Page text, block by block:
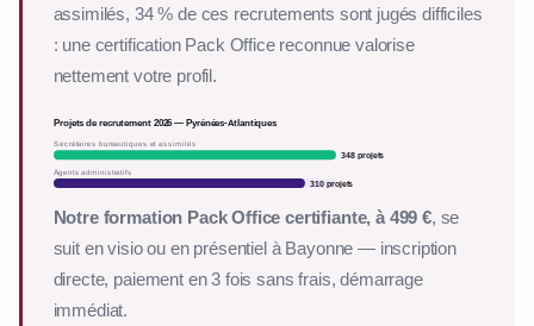
assimilés, 34 % de ces recrutements sont jugés difficiles
: une certification Pack Office reconnue valorise
nettement votre profil.
Projets de recrutement 2026 — Pyrénées-Atlantiques
Secrétaires bureautiques et assimilés
348 projets
Agents administratifs
310 projets
Notre formation Pack Office certifiante, à 499 €, se
suit en visio ou en présentiel à Bayonne — inscription
directe, paiement en 3 fois sans frais, démarrage
immédiat.